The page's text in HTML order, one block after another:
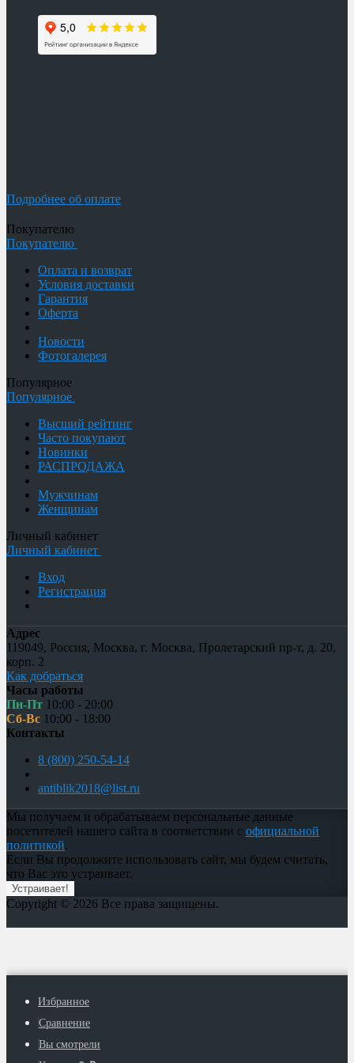
Подробнее об оплате
Покупателю
Покупателю
Оплата и возврат
Условия доставки
Гарантия
Оферта
Новости
Фотогалерея
Популярное
Популярное
Высший рейтинг
Часто покупают
Новинки
РАСПРОДАЖА
Мужчинам
Женщинам
Личный кабинет
Личный кабинет
Вход
Регистрация
Адрес
119049, Россия, Москва, г. Москва, Пролетарский пр-т, д. 20,
корп. 2
Как добраться
Часы работы
Пн-Пт 10:00 - 20:00
Сб-Вс 10:00 - 18:00
Контакты
8 (800) 250-54-14
antiblik2018@list.ru
Мы получаем и обрабатываем персональные данные
посетителей нашего сайта в соответствии с официальной
политикой.
Если Вы продолжите использовать сайт, мы будем считать,
что Вас это устраивает.
Устраивает!
Copyright © 2026 Все права защищены.
Избранное
Сравнение
Вы смотрели